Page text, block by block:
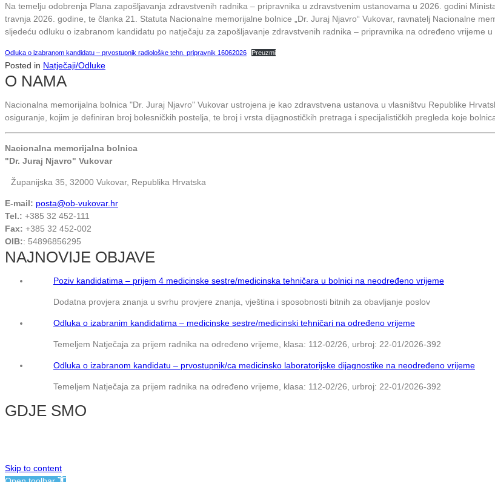
Na temelju odobrenja Plana zapošljavanja zdravstvenih radnika – pripravnika u zdravstvenim ustanovama u 2026. godini
travnja 2026. godine, te članka 21. Statuta Nacionalne memorijalne bolnice „Dr. Juraj Njavro“ Vukovar, ravnatelj Nacionalne
sljedeću odluku o izabranom kandidatu po natječaju za zapošljavanje zdravstvenih radnika – pripravnika na određeno vrijeme
Odluka o izabranom kandidatu – prvostupnik radiološke tehn. pripravnik 16062026 Preuzmi
Posted in Natječaji/Odluke
O NAMA
Nacionalna memorijalna bolnica "Dr. Juraj Njavro" Vukovar ustrojena je kao zdravstvena ustanova u vlasništvu Republike
osiguranje, kojim je definiran broj bolesničkih postelja, te broj i vrsta dijagnostičkih pretraga i specijalističkih pregleda koje
Nacionalna memorijalna bolnica
"Dr. Juraj Njavro" Vukovar
Županijska 35, 32000 Vukovar, Republika Hrvatska
E-mail: posta@ob-vukovar.hr
Tel.: +385 32 452-111
Fax: +385 32 452-002
OIB:: 54896856295
NAJNOVIJE OBJAVE
Poziv kandidatima – prijem 4 medicinske sestre/medicinska tehničara u bolnici na neodređeno vrijeme
Dodatna provjera znanja u svrhu provjere znanja, vještina i sposobnosti bitnih za obavljanje poslov
Odluka o izabranim kandidatima – medicinske sestre/medicinski tehničari na određeno vrijeme
Temeljem Natječaja za prijem radnika na određeno vrijeme, klasa: 112-02/26, urbroj: 22-01/2026-392
Odluka o izabranom kandidatu – prvostupnik/ca medicinsko laboratorijske dijagnostike na neodređeno vrijeme
Temeljem Natječaja za prijem radnika na određeno vrijeme, klasa: 112-02/26, urbroj: 22-01/2026-392
GDJE SMO
Skip to content